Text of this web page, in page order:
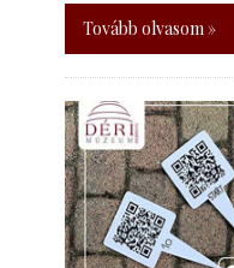
Tovább olvasom »